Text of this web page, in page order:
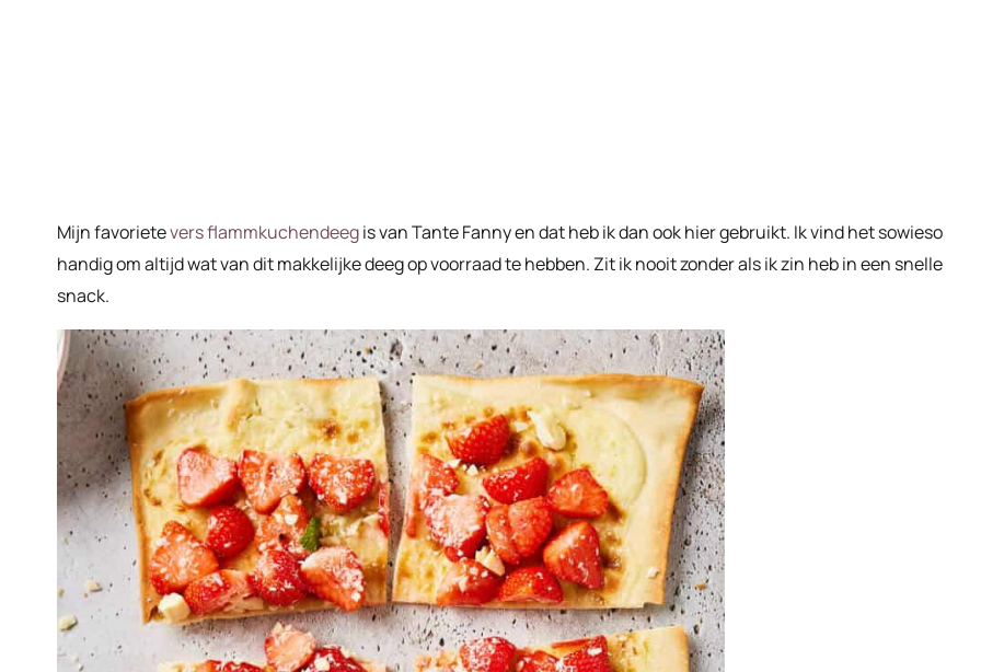
Mijn favorietevers flammkuchendeegis van Tante Fanny en dat heb ik dan ook hier gebruikt. Ik vind het sowieso
handig om altijd wat van dit makkelijke deeg op voorraad te hebben. Zit ik nooit zonder als ik zin heb in een snelle
snack.